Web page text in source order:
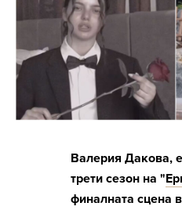
Валерия Дакова,
трети сезон на "
финалната сцена